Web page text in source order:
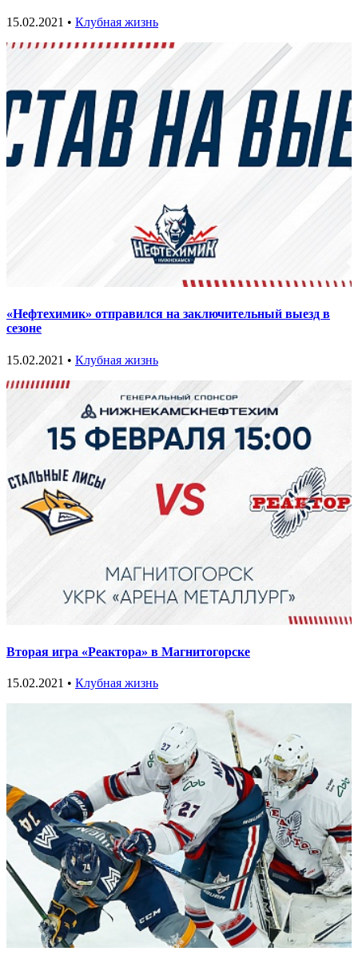
15.02.2021 • Клубная жизнь
«Нефтехимик» отправился на заключительный выезд в
сезоне
15.02.2021 • Клубная жизнь
Вторая игра «Реактора» в Магнитогорске
15.02.2021 • Клубная жизнь